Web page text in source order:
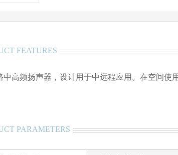
FEATURES
高频扬声器，设计用于中远程应用。在空间使
PARAMETERS